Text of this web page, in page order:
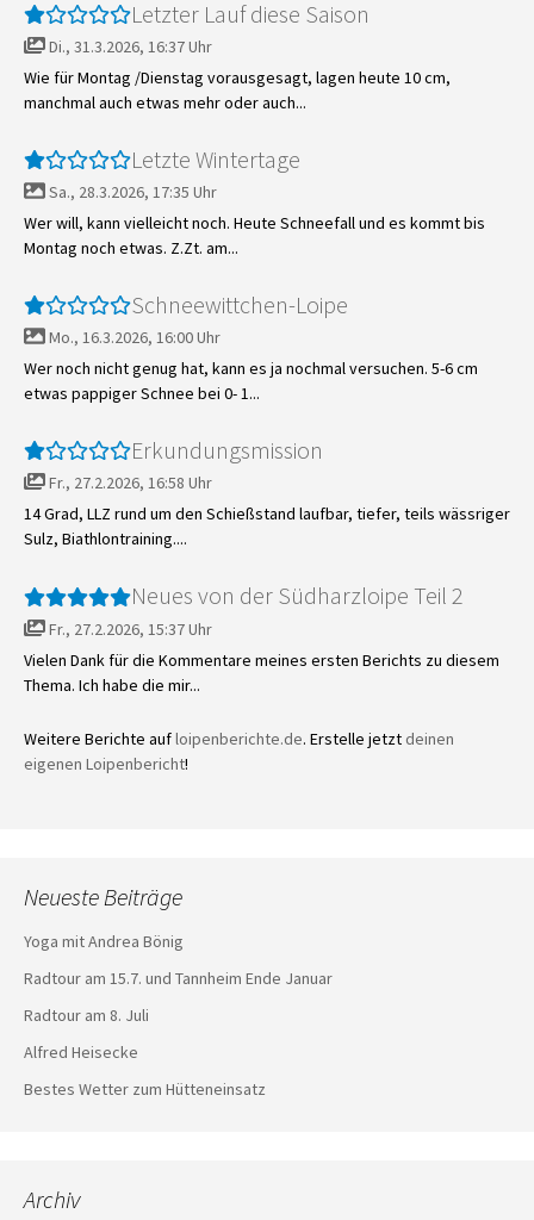
Letzter Lauf diese Saison
Di., 31.3.2026, 16:37 Uhr
Wie für Montag /Dienstag vorausgesagt, lagen heute 10 cm,
manchmal auch etwas mehr oder auch...
Letzte Wintertage
Sa., 28.3.2026, 17:35 Uhr
Wer will, kann vielleicht noch. Heute Schneefall und es kommt bis
Montag noch etwas. Z.Zt. am...
Schneewittchen-Loipe
Mo., 16.3.2026, 16:00 Uhr
Wer noch nicht genug hat, kann es ja nochmal versuchen. 5-6 cm
etwas pappiger Schnee bei 0- 1...
Erkundungsmission
Fr., 27.2.2026, 16:58 Uhr
14 Grad, LLZ rund um den Schießstand laufbar, tiefer, teils wässriger
Sulz, Biathlontraining....
Neues von der Südharzloipe Teil 2
Fr., 27.2.2026, 15:37 Uhr
Vielen Dank für die Kommentare meines ersten Berichts zu diesem
Thema. Ich habe die mir...
Weitere Berichte aufloipenberichte.de. Erstelle jetzt deinen
eigenen Loipenbericht!
Neueste Beiträge
Yoga mit Andrea Bönig
Radtour am 15.7. und Tannheim Ende Januar
Radtour am 8. Juli
Alfred Heisecke
Bestes Wetter zum Hütteneinsatz
Archiv